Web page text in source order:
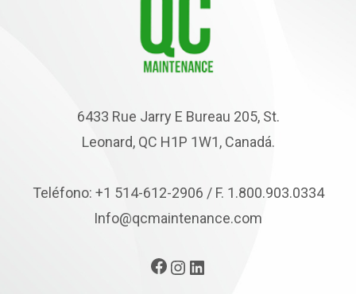
6433 Rue Jarry E Bureau 205, St.
Leonard, QC H1P 1W1, Canadá.
Teléfono: +1 514-612-2906 / F. 1.800.903.0334
Info@qcmaintenance.com
Facebook
Instagram